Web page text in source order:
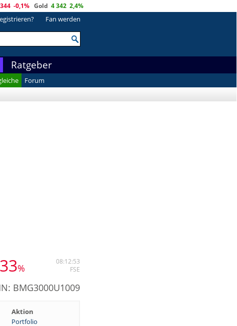
-0,1% Gold 4 342 2,4%
Fan werden
Ratgeber
Forum
%
08:12:53
FSE
BMG3000U1009
Aktion
Portfolio